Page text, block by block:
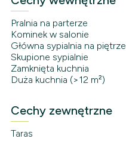
Pralnia na parterze
Kominek w salonie
Główna sypialnia na piętrze
Skupione sypialnie
Zamknięta kuchnia
Duża kuchnia (>12 m²)
Cechy zewnętrzne
Taras